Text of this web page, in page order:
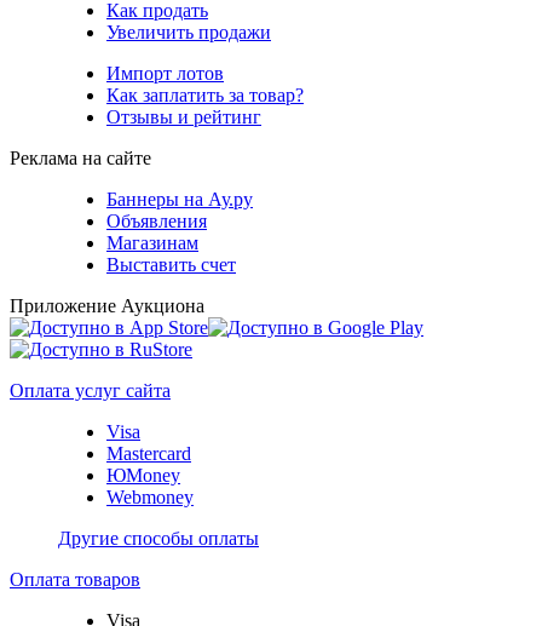
Как продать
Увеличить продажи
Импорт лотов
Как заплатить за товар?
Отзывы и рейтинг
Реклама на сайте
Баннеры на Ау.ру
Объявления
Магазинам
Выставить счет
Приложение Аукциона
Оплата услуг сайта
Visa
Mastercard
ЮMoney
Webmoney
Другие способы оплаты
Оплата товаров
Visa